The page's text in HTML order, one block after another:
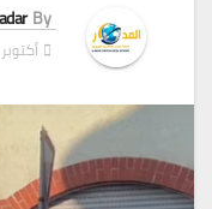
By
أكتوبر 1, 2025